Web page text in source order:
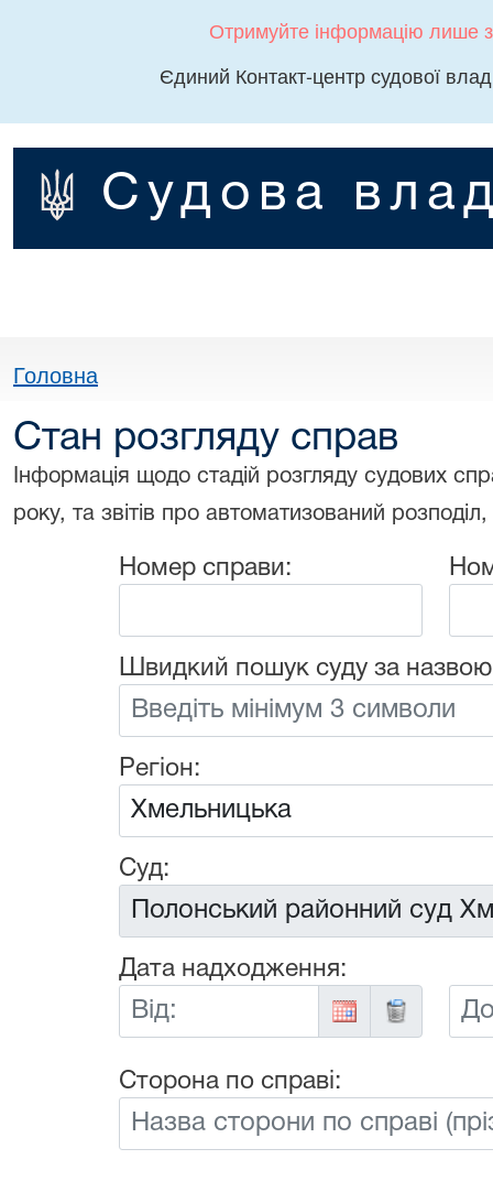
Отримуйте інформацію лише
Єдиний Контакт-центр судової
Судова
Головна
Стан розгляду справ
Інформація щодо стадій розгляду судових
року, та звітів про автоматизований
Номер справи:
Швидкий пошук суду за
Регіон:
Суд:
Дата надходження:
Від:
До:
Сторона по справі: